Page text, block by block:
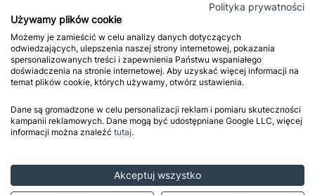

Dodaj do koszyka Dodaj do
-20% -20%
Polityka prywatności
Używamy plików cookie
Możemy je zamieścić w celu analizy danych dotyczących
odwiedzających, ulepszenia naszej strony internetowej, pokazania
spersonalizowanych treści i zapewnienia Państwu wspaniałego
doświadczenia na stronie internetowej. Aby uzyskać więcej informacji na
temat plików cookie, których używamy, otwórz ustawienia.
Dane są gromadzone w celu personalizacji reklam i pomiaru skuteczności
kampanii reklamowych. Dane mogą być udostępniane Google LLC, więcej
informacji można znaleźć tutaj.
Akceptuj wszystko